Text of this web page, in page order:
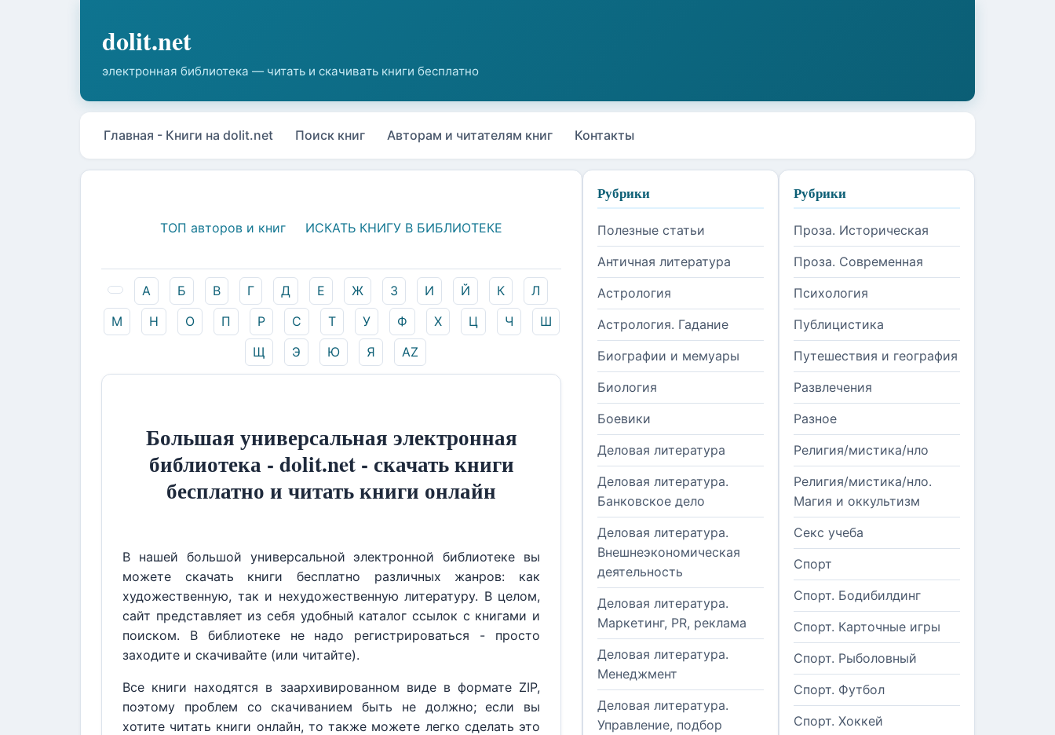
Главная - Книги на dolit.net Поиск книг Авторам и читателям книг Контакты
ТОП авторов и книг ИСКАТЬ КНИГУ В БИБЛИОТЕКЕ
А Б В Г Д Е Ж З И Й К
Л
М
Н О П Р С Т У Ф Х Ц Ч
Ш
Щ
Э Ю Я AZ
Большая универсальная электронная
библиотека - dolit.net - скачать книги
бесплатно и читать книги онлайн
В нашей большой универсальной электронной библиотеке вы
можете скачать книги бесплатно различных жанров: как
художественную, так и нехудожественную литературу. В целом,
сайт представляет из себя удобный каталог ссылок с книгами и
поиском. В библиотеке не надо регистрироваться - просто
заходите и скачивайте (или читайте).
Все книги находятся в заархивированном виде в формате ZIP,
поэтому проблем со скачиванием быть не должно; если вы
хотите читать книги онлайн, то также можете легко сделать это
Рубрики
Полезные статьи
Античная литература
Астрология
Астрология. Гадание
Биографии и мемуары
Биология
Боевики
Деловая литература
Деловая литература.
Банковское дело
Деловая литература.
Внешнеэкономическая
деятельность
Деловая литература.
Маркетинг, PR, реклама
Деловая литература.
Менеджмент
Деловая литература.
Управление, подбор
Рубрики
Проза. Историческая
Проза. Современная
Психология
Публицистика
Путешествия и география
Развлечения
Разное
Религия/мистика/нло
Религия/мистика/нло.
Магия и оккультизм
Секс учеба
Спорт
Спорт. Бодибилдинг
Спорт. Карточные игры
Спорт. Рыболовный
Спорт. Футбол
Спорт. Хоккей